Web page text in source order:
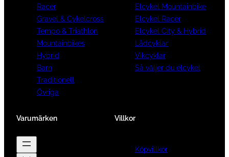
Racer
Gravel & Cykelcross
Tempo & Triathlon
Mountainbikes
Hybrid
Barn
Traditionell
Övriga
Elcykel Mountainbike
Elcykel Racer
Elcykel City & Hybrid
Lådcyklar
Vikcyklar
Så väljer du elcykel
Varumärken Villkor
Köpvillkor